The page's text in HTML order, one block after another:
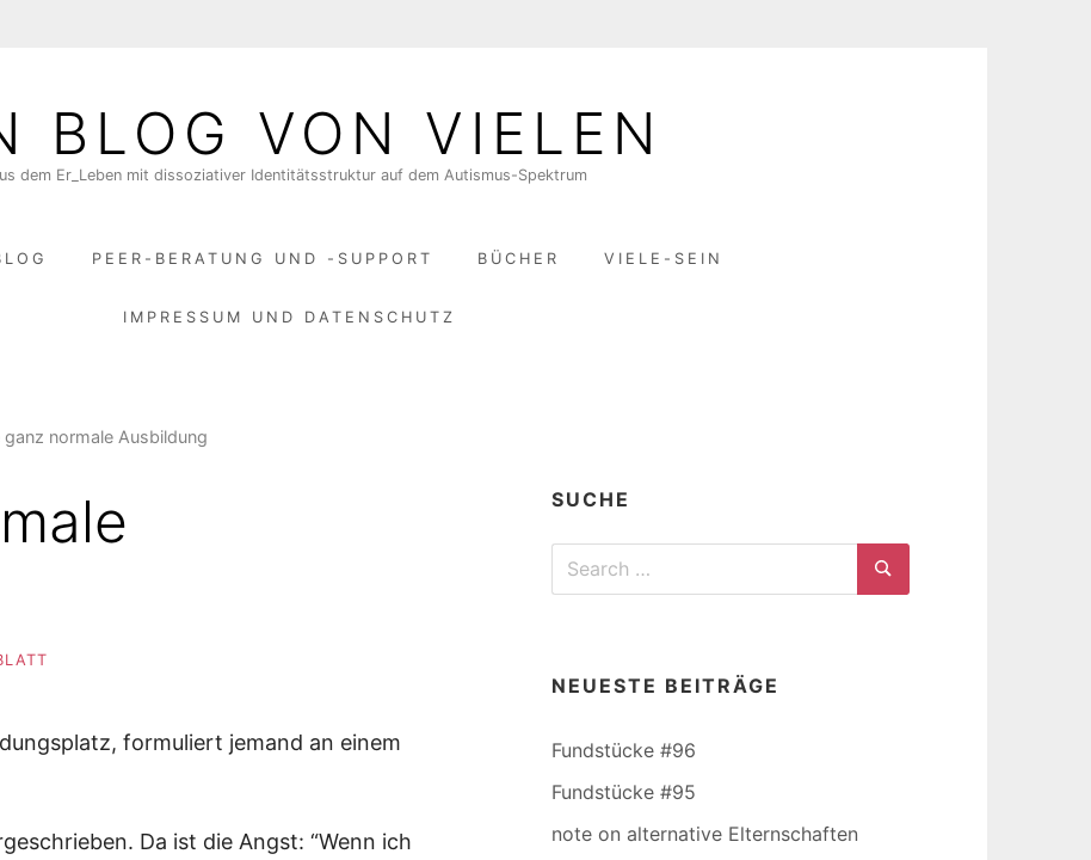
BLOG VON VIELEN
dem Er_Leben mit dissoziativer Identitätsstruktur auf dem Autismus-Spektrum
PEER-BERATUNG UND -SUPPORT BÜCHER VIELE-SEIN
IMPRESSUM UND DATENSCHUTZ
ganz normale Ausbildung
formuliert jemand an einem
Da ist die Angst: “Wenn ich
SUCHE
Search
Search
NEUESTE BEITRÄGE
Fundstücke #96
Fundstücke #95
note on alternative Elternschaften